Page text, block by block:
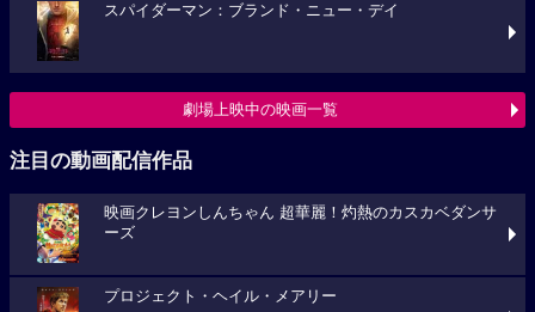
スパイダーマン：ブランド・ニュー・デイ
劇場上映中の映画一覧
注目の動画配信作品
映画クレヨンしんちゃん 超華麗！灼熱のカスカベダンサ
ーズ
プロジェクト・ヘイル・メアリー